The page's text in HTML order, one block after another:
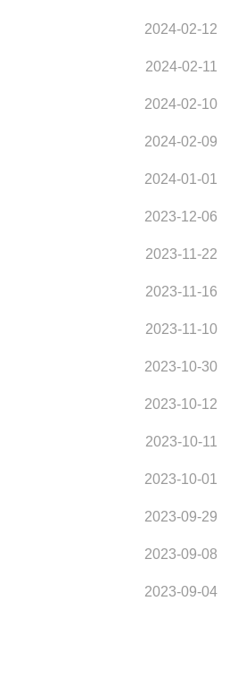
2024-02-12
2024-02-11
2024-02-10
2024-02-09
2024-01-01
2023-12-06
2023-11-22
2023-11-16
2023-11-10
2023-10-30
2023-10-12
2023-10-11
2023-10-01
2023-09-29
2023-09-08
2023-09-04